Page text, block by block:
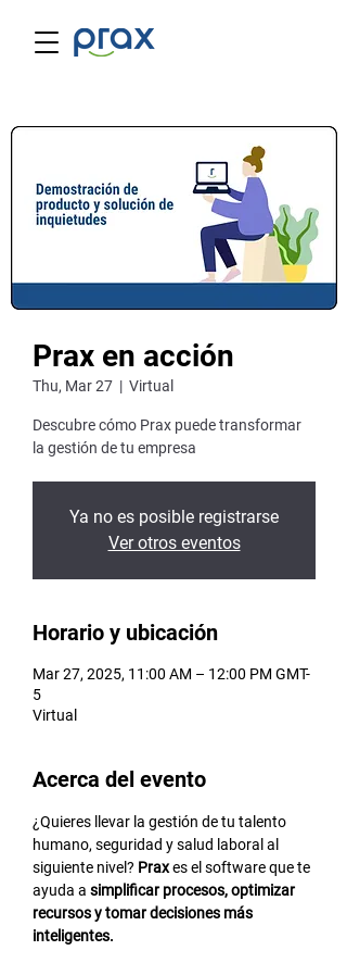
Prax en acción
Thu, Mar 27
  |
Virtual
Descubre cómo Prax puede transformar
la gestión de tu empresa
Ya no es posible registrarse
Ver otros eventos
Horario y ubicación
Mar 27, 2025, 11:00 AM – 12:00 PM GMT-
5
Virtual
Acerca del evento
¿Quieres llevar la gestión de tu talento
humano, seguridad y salud laboral al
siguiente nivel? Prax es el software que te
ayuda a simplificar procesos, optimizar
recursos y tomar decisiones más
inteligentes.